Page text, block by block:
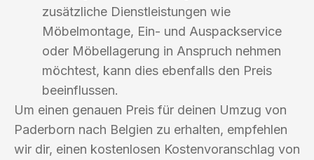
zusätzliche Dienstleistungen wie
Möbelmontage, Ein- und Auspackservice
oder Möbellagerung in Anspruch nehmen
möchtest, kann dies ebenfalls den Preis
beeinflussen.
Um einen genauen Preis für deinen Umzug von
Paderborn nach Belgien zu erhalten, empfehlen
wir dir, einen kostenlosen Kostenvoranschlag von